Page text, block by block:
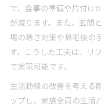
で、食事の準備や片付け
が減ります。また、玄関
場の寒さ対策や帰宅後の
す。こうした工夫は、リ
で実現可能です。
生活動線の改善を考える
ップし、家族全員の生活